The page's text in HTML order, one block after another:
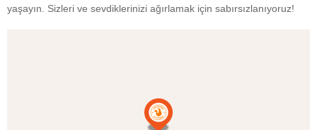
yaşayın. Sizleri ve sevdiklerinizi ağırlamak için sabırsızlanıyoruz!